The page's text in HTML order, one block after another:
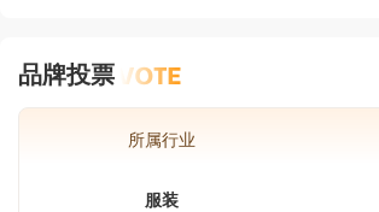
品牌投票
所属行业
服装